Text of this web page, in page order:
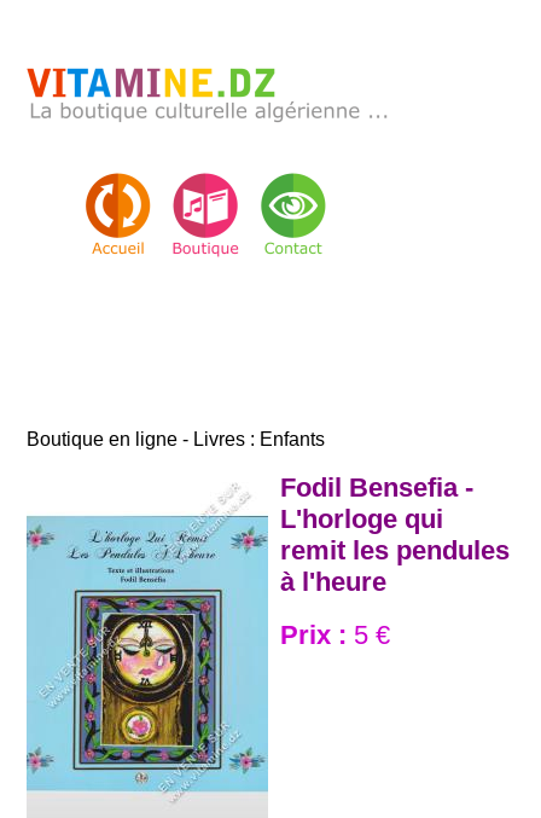
Boutique en ligne - Livres : Enfants
Fodil Bensefia -
L'horloge qui
remit les pendules
à l'heure
Prix : 5 €